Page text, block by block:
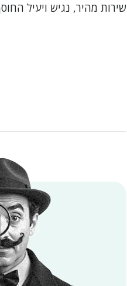
שירות מהיר, נגיש ויעיל